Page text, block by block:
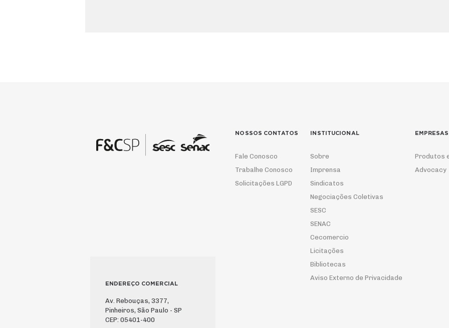
NOSSOS CONTATOS
Fale Conosco
Trabalhe Conosco
Solicitações LGPD
INSTITUCIONAL
Sobre
Imprensa
Sindicatos
Negociações Coletivas
SESC
SENAC
Cecomercio
Licitações
Bibliotecas
Aviso Externo de Privacidade
EMPRESAS
Produtos
Advocacy
ENDEREÇO COMERCIAL
Av. Rebouças, 3377,
Pinheiros, São Paulo - SP
CEP: 05401-400